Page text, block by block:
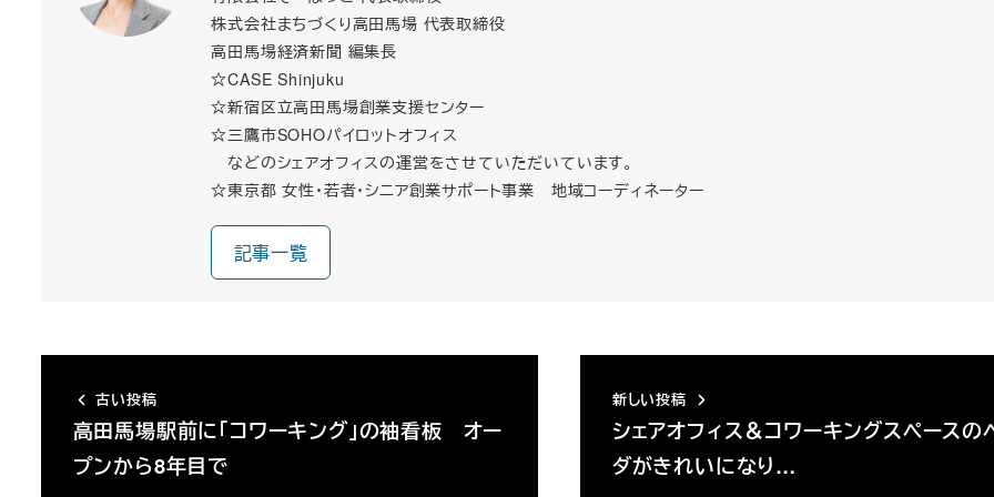
株式会社まちづくり高田馬場 代表取締役
高田馬場経済新聞 編集長
☆CASE Shinjuku
☆新宿区立高田馬場創業支援センター
☆三鷹市SOHOパイロットオフィス
などのシェアオフィスの運営をさせていただいています。
☆東京都 女性・若者・シニア創業サポート事業 地域コーディネーター
記事一覧
古い投稿
高田馬場駅前に「コワーキング」の袖看板 オー
プンから8年目で
新しい投稿
シェアオフィス＆コワーキングスペースの
ダがきれいになり…